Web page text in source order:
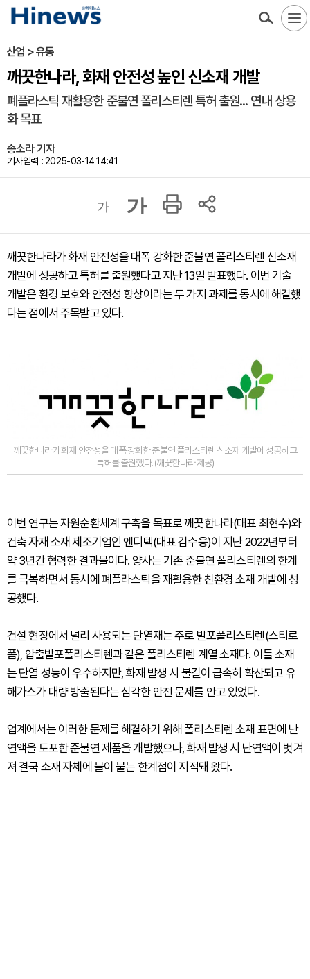
산업 > 유통
깨끗한나라, 화재 안전성 높인 신소재 개발
폐플라스틱 재활용한 준불연 폴리스티렌 특허 출원... 연내 상용
화 목표
송소라 기자
기사입력 : 2025-03-14 14:41
가 가
깨끗한나라가 화재 안전성을 대폭 강화한 준불연 폴리스티렌 신소재
개발에 성공하고 특허를 출원했다고 지난 13일 발표했다. 이번 기술
개발은 환경 보호와 안전성 향상이라는 두 가지 과제를 동시에 해결했
다는 점에서 주목받고 있다.
깨끗한나라가 화재 안전성을 대폭 강화한 준불연 폴리스티렌 신소재 개발에 성공하고
특허를 출원했다. (깨끗한나라 제공)
이번 연구는 자원순환체계 구축을 목표로 깨끗한나라(대표 최현수)와
건축 자재 소재 제조기업인 엔디텍(대표 김수웅)이 지난 2022년부터
약 3년간 협력한 결과물이다. 양사는 기존 준불연 폴리스티렌의 한계
를 극복하면서 동시에 폐플라스틱을 재활용한 친환경 소재 개발에 성
공했다.
건설 현장에서 널리 사용되는 단열재는 주로 발포폴리스티렌(스티로
폼), 압출발포폴리스티렌과 같은 폴리스티렌 계열 소재다. 이들 소재
는 단열 성능이 우수하지만, 화재 발생 시 불길이 급속히 확산되고 유
해가스가 대량 방출된다는 심각한 안전 문제를 안고 있었다.
업계에서는 이러한 문제를 해결하기 위해 폴리스티렌 소재 표면에 난
연액을 도포한 준불연 제품을 개발했으나, 화재 발생 시 난연액이 벗겨
져 결국 소재 자체에 불이 붙는 한계점이 지적돼 왔다.